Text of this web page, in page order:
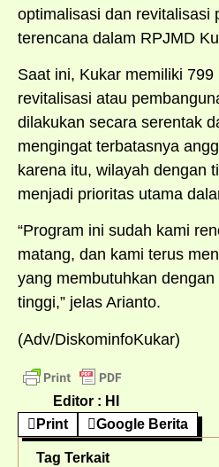
optimalisasi dan revitalisasi
terencana dalam RPJMD
Saat ini, Kukar memiliki
revitalisasi atau
dilakukan secara serentak
mengingat terbatasnya
karena itu, wilayah dengan
menjadi prioritas utama
“Program ini sudah kami
matang, dan kami terus
yang membutuhkan
tinggi,” jelas Arianto.
(Adv/DiskominfoKukar)
Editor : HI
Print
Google Berita
Tag Terkait